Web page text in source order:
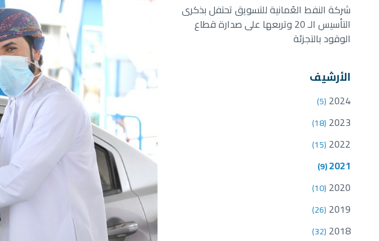
شركة النفط العُمانية للتسويق تحتفل بذكرى
التأسيس الـ 20 وتربعها على صدارة قطاع
الوقود بالتجزئة
الأرشيف
2024
(5)
2023
(18)
2022
(15)
2021
(9)
2020
(10)
2019
(26)
2018
(32)